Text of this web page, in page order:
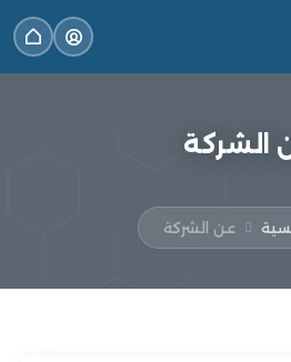
الشركة
عن الشركة